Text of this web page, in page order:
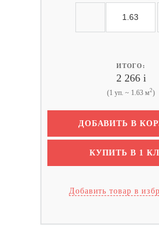
ИТОГО:
2 266 i
(1 уп. ~ 1.63 м2)
ДОБАВИТЬ В
КУПИТЬ В 1
Добавить товар в